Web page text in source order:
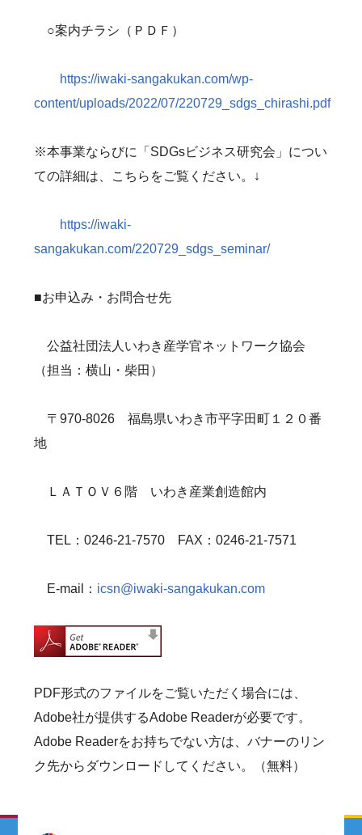
○案内チラシ（ＰＤＦ）
https://iwaki-sangakukan.com/wp-
content/uploads/2022/07/220729_sdgs_chirashi.pdf
※本事業ならびに「SDGsビジネス研究会」につい
ての詳細は、こちらをご覧ください。↓
https://iwaki-
sangakukan.com/220729_sdgs_seminar/
■お申込み・お問合せ先
公益社団法人いわき産学官ネットワーク協会
（担当：横山・柴田）
〒970-8026 福島県いわき市平字田町１２０番
地
ＬＡＴＯＶ６階 いわき産業創造館内
TEL：0246-21-7570 FAX：0246-21-7571
E-mail： icsn@iwaki-sangakukan.com
PDF形式のファイルをご覧いただく場合には、
Adobe社が提供するAdobe Readerが必要です。
Adobe Readerをお持ちでない方は、バナーのリン
ク先からダウンロードしてください。（無料）